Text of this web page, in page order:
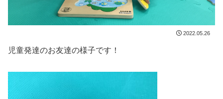
2022.05.26
児童発達のお友達の様子です！